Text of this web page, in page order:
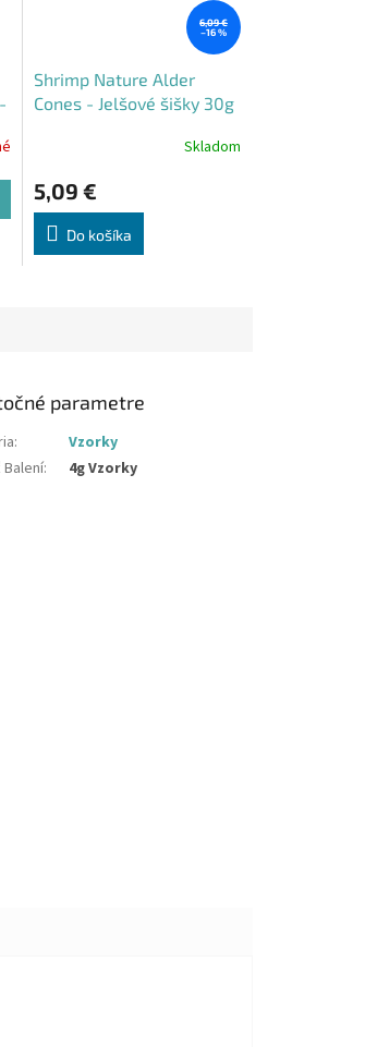
6,09 €
–16 %
Shrimp Nature Alder
Cones - Jelšové šišky 30g
produktu
je
4,5
z
Skladom
5,09 €
Do košíka
parametre
:
Vzorky
: 4g Vzorky
je 5 z 5 hviezdičiek.